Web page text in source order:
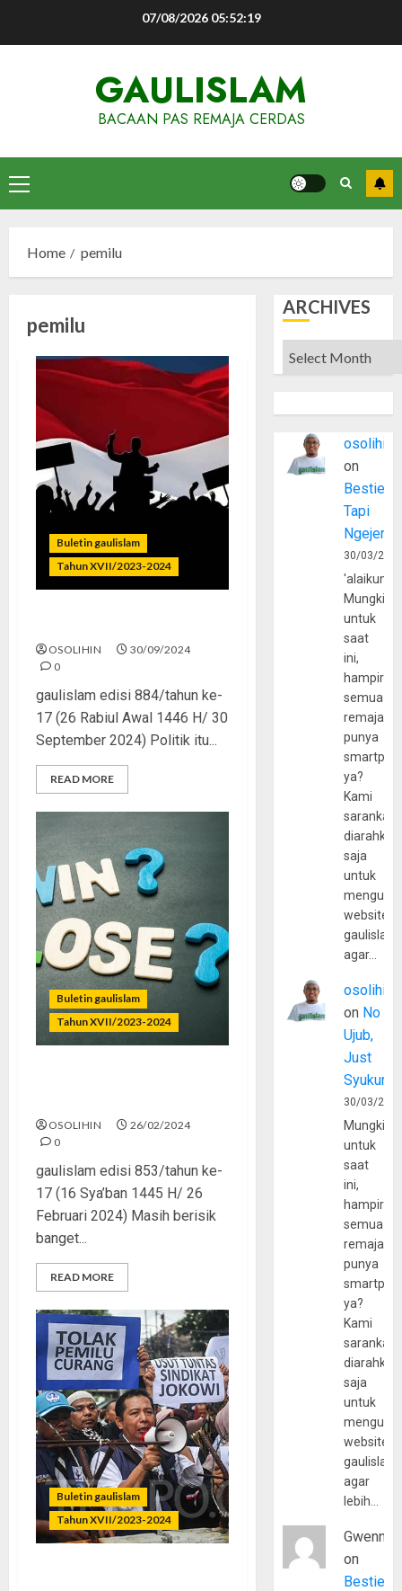
07/08/2026 05:52:20
GAULISLAM
BACAAN PAS REMAJA CERDAS
Primary
Menu
Home pemilu
pemilu
Buletin gaulislam
Tahun XVII/2023-2024
OSOLIHIN
30/09/2024
0
gaulislam edisi 884/tahun ke-
17 (26 Rabiul Awal 1446 H/ 30
September 2024) Politik itu...
READ MORE
Buletin gaulislam
Tahun XVII/2023-2024
OSOLIHIN
26/02/2024
0
gaulislam edisi 853/tahun ke-
17 (16 Sya’ban 1445 H/ 26
Februari 2024) Masih berisik
banget...
READ MORE
Buletin gaulislam
Tahun XVII/2023-2024
ARCHIVES
Archives
osolihin
on
Bestie
Tapi
30/03/
Mungkin
untuk
saat
ini,
hampir
semua
remaja
punya
ya?
Kami
sarankan,
diarahkan
saja
untuk
website
agar…
osolihin
on No
Ujub,
Just
Syukur
30/03/
Mungkin
untuk
saat
ini,
hampir
semua
remaja
punya
ya?
Kami
sarankan,
diarahkan
saja
untuk
website
agar
lebih…
Gwenny
on
Bestie